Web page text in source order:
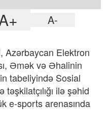
A-
Azərbaycan Elektron
Əmək və Əhalinin
tabeliyində Sosial
ilə şəhid
e-sports arenasında